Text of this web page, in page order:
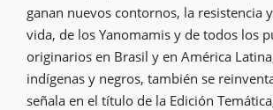
ganan nuevos contornos, la resistencia
vida, de los Yanomamis y de todos los
originarios en Brasil y en América
indígenas y negros, también se
señala en el título de la Edición